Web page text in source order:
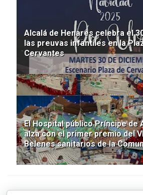
Alcalá de Henares celebra el
las preuvas infantiles en la
Cervantes
El Hospital público Príncipe de
alza con el primer premio del
Belenes sanitarios de la